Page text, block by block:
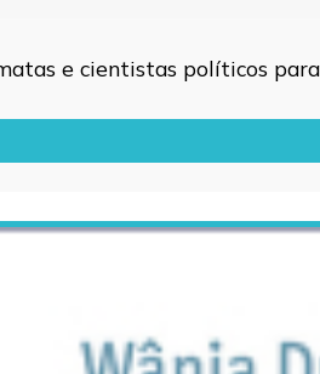
e cientistas políticos